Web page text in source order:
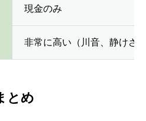
現金のみ
非常に高い（川音、静けさ
とめ